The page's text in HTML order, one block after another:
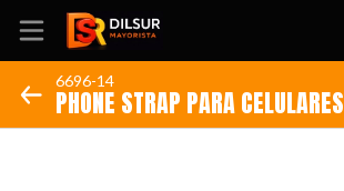
Inicio
6696-14
PHONE STRAP PARA CELULARES (Código:
6696-14)